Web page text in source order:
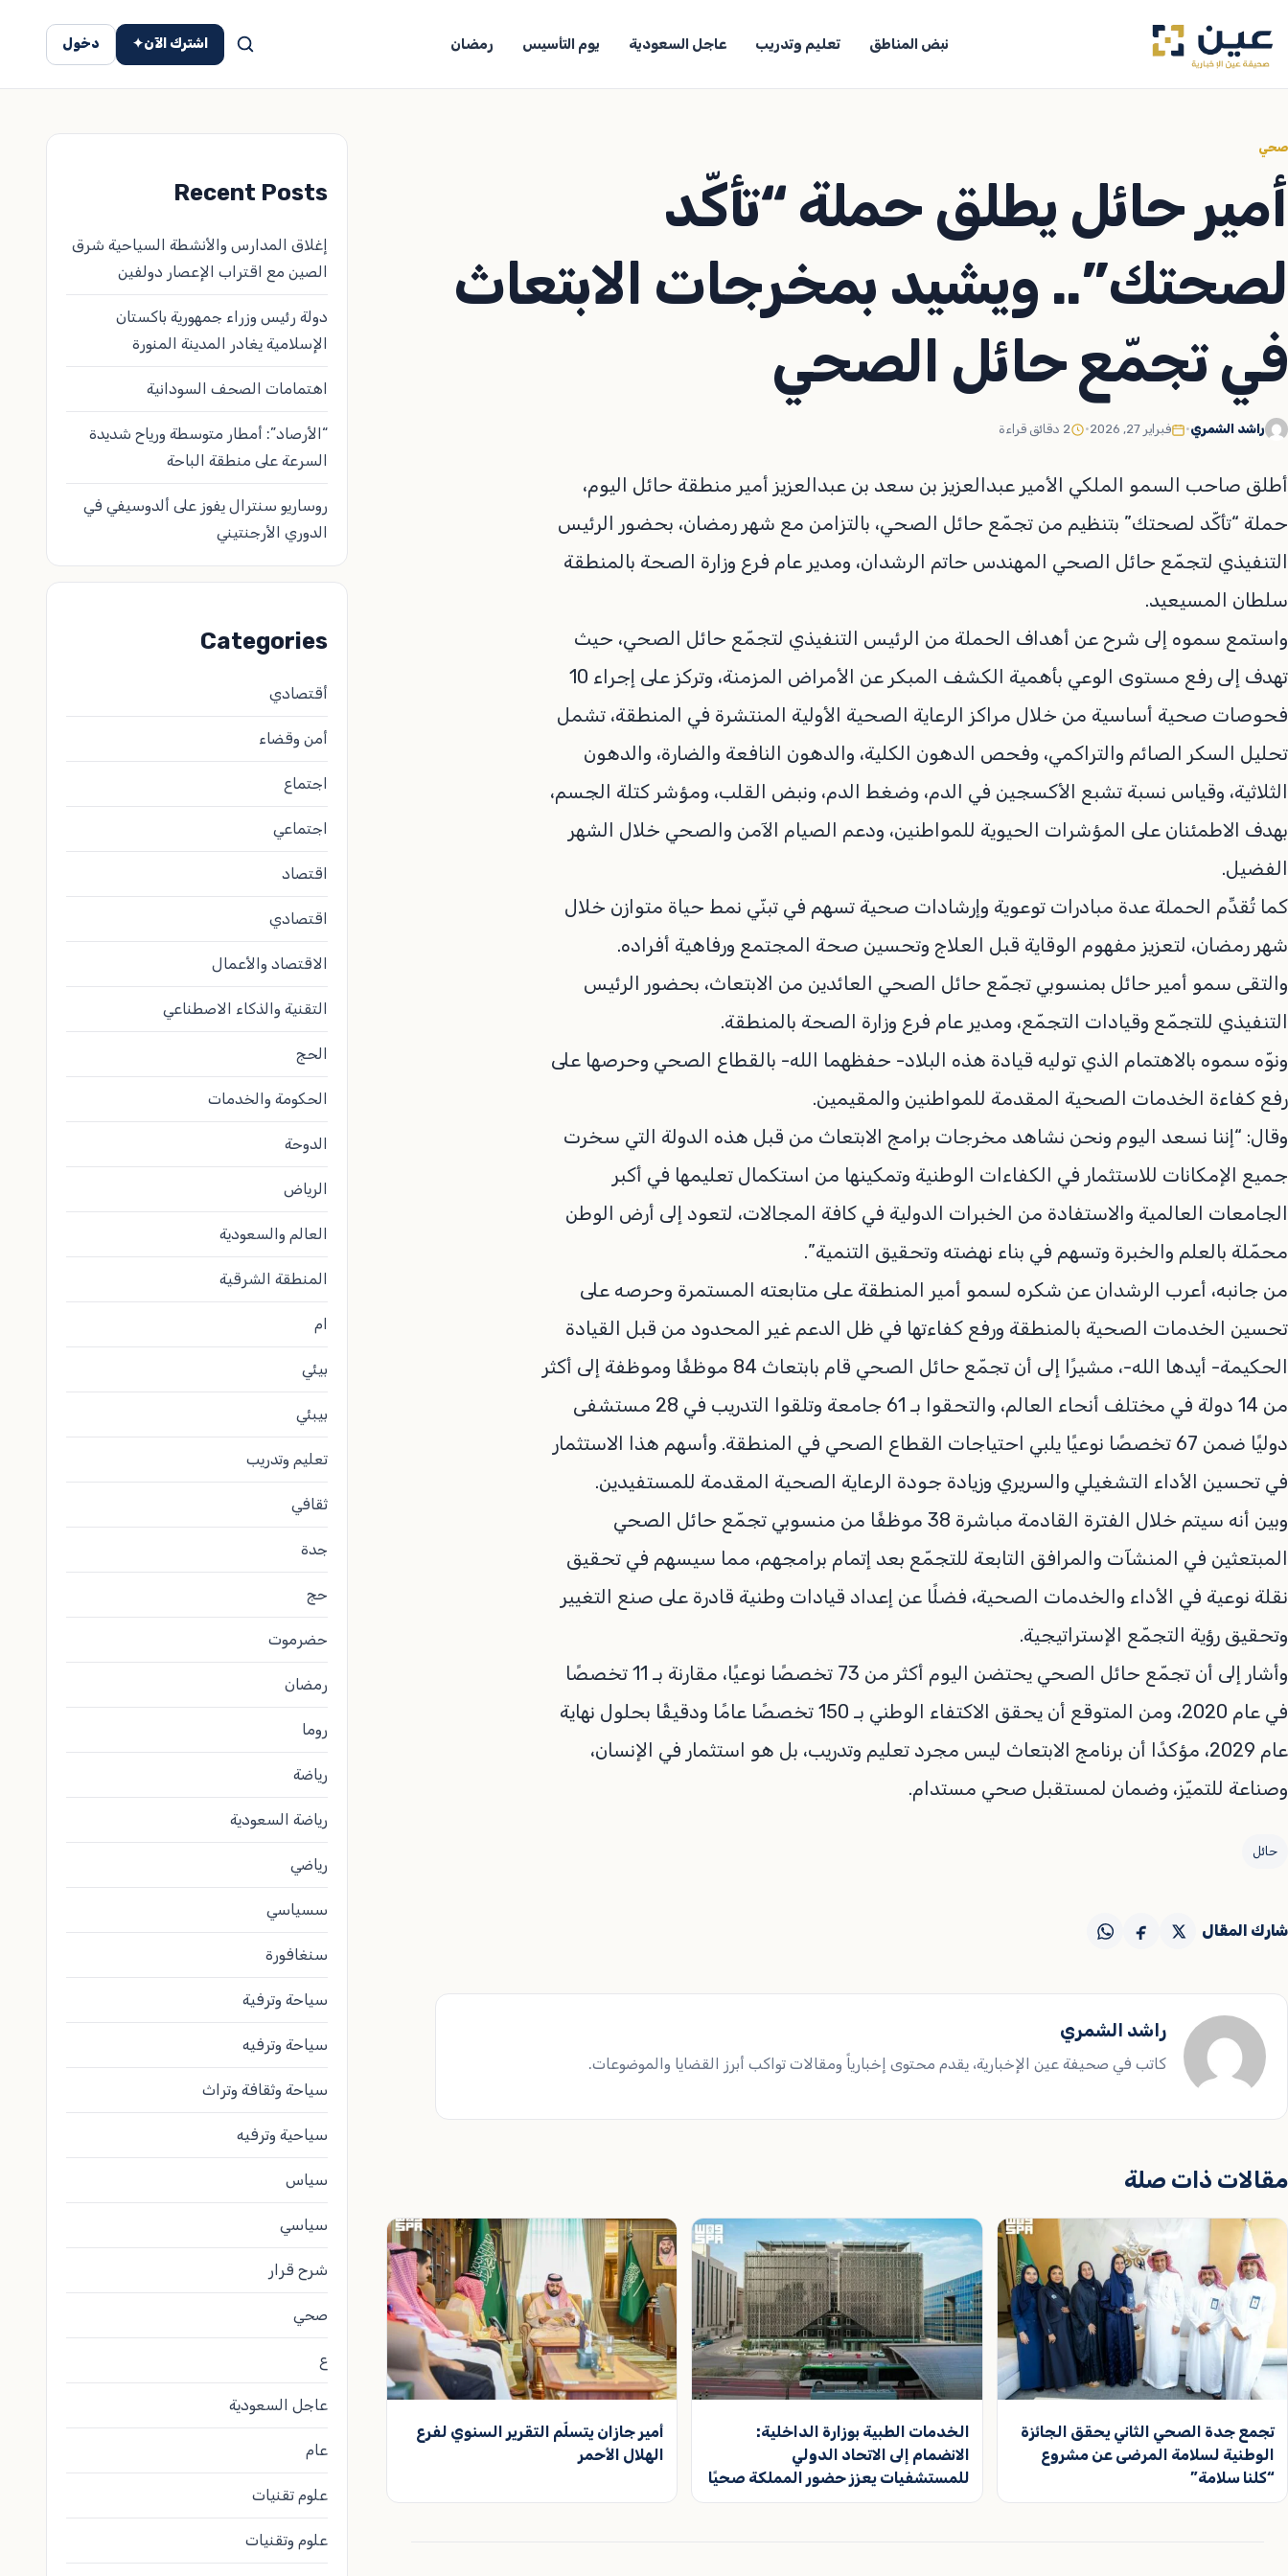
إلى
المحتوى
نبض المناطق تعليم وتدريب عاجل السعودية يوم التأسيس رمضان اشترك الآن✦ دخول
صحي
أمير حائل يطلق حملة “تأكّد
لصحتك”.. ويشيد بمخرجات الابتعاث
في تجمّع حائل الصحي
راشد الشمري• فبراير 27, 2026 • 2 دقائق قراءة
أطلق صاحب السمو الملكي الأمير عبدالعزيز بن سعد بن عبدالعزيز أمير منطقة حائل اليوم،
حملة “تأكّد لصحتك” بتنظيم من تجمّع حائل الصحي، بالتزامن مع شهر رمضان، بحضور الرئيس
التنفيذي لتجمّع حائل الصحي المهندس حاتم الرشدان، ومدير عام فرع وزارة الصحة بالمنطقة
سلطان المسيعيد.
واستمع سموه إلى شرح عن أهداف الحملة من الرئيس التنفيذي لتجمّع حائل الصحي، حيث
تهدف إلى رفع مستوى الوعي بأهمية الكشف المبكر عن الأمراض المزمنة، وتركز على إجراء 10
فحوصات صحية أساسية من خلال مراكز الرعاية الصحية الأولية المنتشرة في المنطقة، تشمل
تحليل السكر الصائم والتراكمي، وفحص الدهون الكلية، والدهون النافعة والضارة، والدهون
الثلاثية، وقياس نسبة تشبع الأكسجين في الدم، وضغط الدم، ونبض القلب، ومؤشر كتلة الجسم،
بهدف الاطمئنان على المؤشرات الحيوية للمواطنين، ودعم الصيام الآمن والصحي خلال الشهر
الفضيل.
كما تُقدِّم الحملة عدة مبادرات توعوية وإرشادات صحية تسهم في تبنّي نمط حياة متوازن خلال
شهر رمضان، لتعزيز مفهوم الوقاية قبل العلاج وتحسين صحة المجتمع ورفاهية أفراده.
والتقى سمو أمير حائل بمنسوبي تجمّع حائل الصحي العائدين من الابتعاث، بحضور الرئيس
التنفيذي للتجمّع وقيادات التجمّع، ومدير عام فرع وزارة الصحة بالمنطقة.
ونوّه سموه بالاهتمام الذي توليه قيادة هذه البلاد- حفظهما الله- بالقطاع الصحي وحرصها على
رفع كفاءة الخدمات الصحية المقدمة للمواطنين والمقيمين.
وقال: “إننا نسعد اليوم ونحن نشاهد مخرجات برامج الابتعاث من قبل هذه الدولة التي سخرت
جميع الإمكانات للاستثمار في الكفاءات الوطنية وتمكينها من استكمال تعليمها في أكبر
الجامعات العالمية والاستفادة من الخبرات الدولية في كافة المجالات، لتعود إلى أرض الوطن
محمّلة بالعلم والخبرة وتسهم في بناء نهضته وتحقيق التنمية”.
من جانبه، أعرب الرشدان عن شكره لسمو أمير المنطقة على متابعته المستمرة وحرصه على
تحسين الخدمات الصحية بالمنطقة ورفع كفاءتها في ظل الدعم غير المحدود من قبل القيادة
الحكيمة- أيدها الله-، مشيرًا إلى أن تجمّع حائل الصحي قام بابتعاث 84 موظفًا وموظفة إلى أكثر
من 14 دولة في مختلف أنحاء العالم، والتحقوا بـ 61 جامعة وتلقوا التدريب في 28 مستشفى
دوليًا ضمن 67 تخصصًا نوعيًا يلبي احتياجات القطاع الصحي في المنطقة. وأسهم هذا الاستثمار
في تحسين الأداء التشغيلي والسريري وزيادة جودة الرعاية الصحية المقدمة للمستفيدين.
وبين أنه سيتم خلال الفترة القادمة مباشرة 38 موظفًا من منسوبي تجمّع حائل الصحي
المبتعثين في المنشآت والمرافق التابعة للتجمّع بعد إتمام برامجهم، مما سيسهم في تحقيق
نقلة نوعية في الأداء والخدمات الصحية، فضلًا عن إعداد قيادات وطنية قادرة على صنع التغيير
وتحقيق رؤية التجمّع الإستراتيجية.
وأشار إلى أن تجمّع حائل الصحي يحتضن اليوم أكثر من 73 تخصصًا نوعيًا، مقارنة بـ 11 تخصصًا
في عام 2020، ومن المتوقع أن يحقق الاكتفاء الوطني بـ 150 تخصصًا عامًا ودقيقًا بحلول نهاية
عام 2029، مؤكدًا أن برنامج الابتعاث ليس مجرد تعليم وتدريب، بل هو استثمار في الإنسان،
وصناعة للتميّز، وضمان لمستقبل صحي مستدام.
حائل
شارك المقال
راشد الشمري
كاتب في صحيفة عين الإخبارية، يقدم محتوى إخبارياً ومقالات تواكب أبرز القضايا والموضوعات.
مقالات ذات صلة
تجمع جدة الصحي الثاني يحقق الجائزة
الوطنية لسلامة المرضى عن مشروع
“كلنا سلامة”
الخدمات الطبية بوزارة الداخلية:
الانضمام إلى الاتحاد الدولي
للمستشفيات يعزز حضور المملكة صحيًا
أمير جازان يتسلّم التقرير السنوي لفرع
الهلال الأحمر
Recent Posts
إغلاق المدارس والأنشطة السياحية شرق
الصين مع اقتراب الإعصار دولفين
دولة رئيس وزراء جمهورية باكستان
الإسلامية يغادر المدينة المنورة
اهتمامات الصحف السودانية
“الأرصاد”: أمطار متوسطة ورياح شديدة
السرعة على منطقة الباحة
روساريو سنترال يفوز على ألدوسيفي في
الدوري الأرجنتيني
Categories
أقتصادي
أمن وقضاء
اجتماع
اجتماعي
اقتصاد
اقتصادي
الاقتصاد والأعمال
التقنية والذكاء الاصطناعي
الحج
الحكومة والخدمات
الدوحة
الرياض
العالم والسعودية
المنطقة الشرقية
ام
بيئي
بيبئي
تعليم وتدريب
ثقافي
جدة
حج
حضرموت
رمضان
روما
رياضة
رياضة السعودية
رياضي
سسياسي
سنغافورة
سياحة وترفية
سياحة وترفيه
سياحة وثقافة وتراث
سياحية وترفيه
سياس
سياسي
شرح قرار
صحي
ع
عاجل السعودية
عام
علوم تقنيات
علوم وتقنيات